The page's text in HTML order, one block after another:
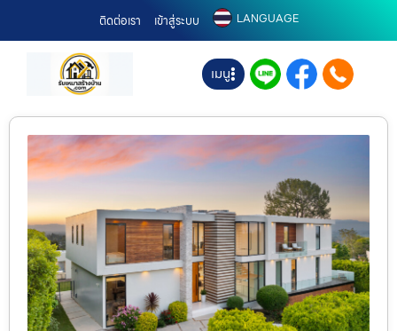
ติดต่อเรา เข้าสู่ระบบ LANGUAGE
เมนู